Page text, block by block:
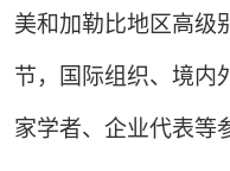
美和加勒比地区高级
节，国际组织、境内
家学者、企业代表等